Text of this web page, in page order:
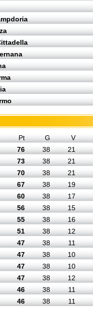
Pt G
V
76 38
21
73 38
21
70 38
21
67 38
19
60 38
17
56 38
15
55 38
16
51 38
12
47 38
11
47 38
10
47 38
10
47 38
12
46 38
11
46 38
11